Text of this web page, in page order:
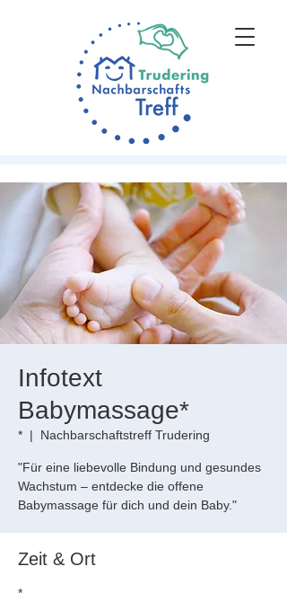
Infotext
Babymassage*
*
  |
Nachbarschaftstreff Trudering
"Für eine liebevolle Bindung und gesundes
Wachstum – entdecke die offene
Babymassage für dich und dein Baby."
Zeit & Ort
*